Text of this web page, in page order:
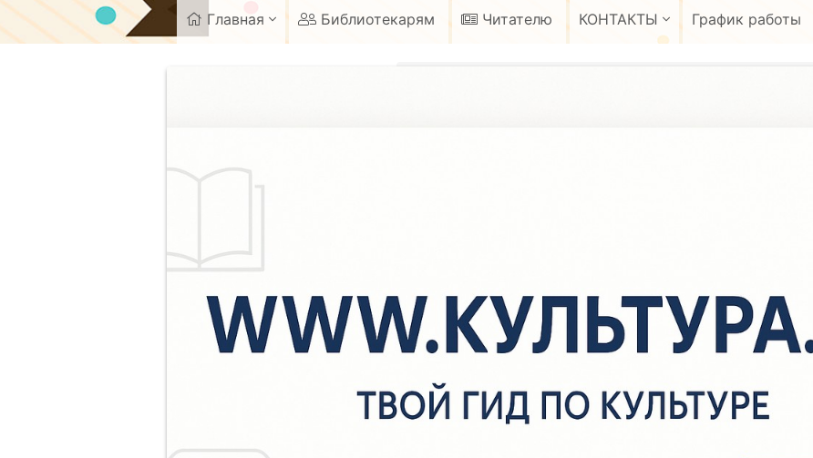
Главная Библиотекарям Читателю КОНТАКТЫ График работы
своей ценности. Поэтому значение книги в нашей жизни
Это ключ к знаниям, что передается веками. Книги дают
только в нашей личной жизни, но и в профессиональной
обогащают словарный запас и являются отличным инструментов
Екатерине, Деминой Наташе за подаренные книги, которые
вкладом в дело продвижения книги и чтения!